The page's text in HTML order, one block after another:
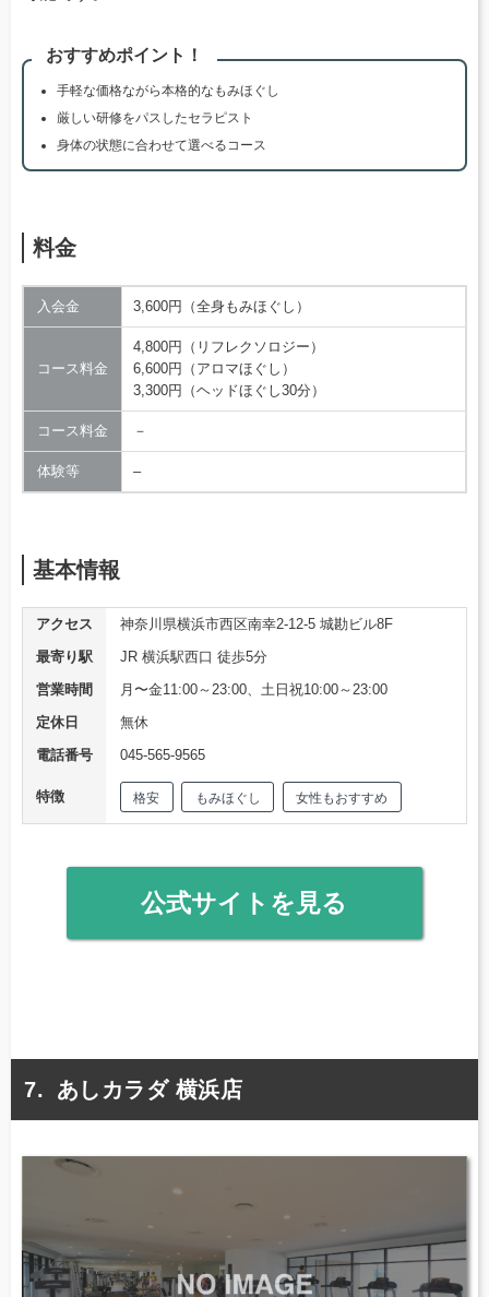
おすすめポイント！
手軽な価格ながら本格的なもみほぐし
厳しい研修をパスしたセラピスト
身体の状態に合わせて選べるコース
料金
入会金 3,600円（全身もみほぐし）
コース料金
4,800円（リフレクソロジー）
6,600円（アロマほぐし）
3,300円（ヘッドほぐし30分）
コース料金 －
体験等 –
基本情報
アクセス
神奈川県横浜市西区南幸2-12-5 城勘ビル8F
最寄り駅
JR 横浜駅西口 徒歩5分
営業時間
月〜金11:00～23:00、土日祝10:00～23:00
定休日
無休
電話番号
045-565-9565
特徴 格安 もみほぐし 女性もおすすめ
公式サイトを見る
あしカラダ 横浜店